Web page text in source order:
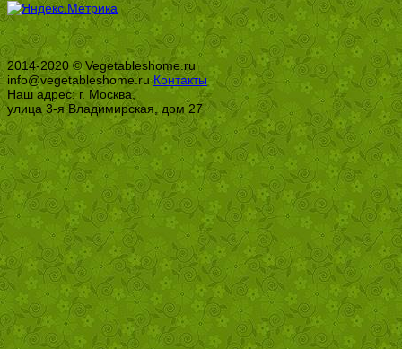
2014-2020 © Vegetableshome.ru
info@vegetableshome.ruКонтакты
Наш адрес: г. Москва,
улица 3-я Владимирская, дом 27